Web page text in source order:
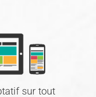
sur tout